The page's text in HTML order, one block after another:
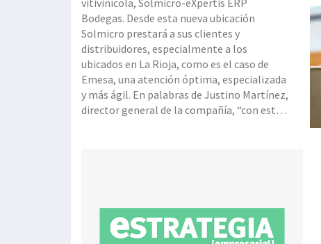
vitivinícola, Solmicro-eXpertis ERP
Bodegas. Desde esta nueva ubicación
Solmicro prestará a sus clientes y
distribuidores, especialmente a los
ubicados en La Rioja, como es el caso de
Emesa, una atención óptima, especializada
y más ágil. En palabras de Justino Martínez,
director general de la compañía, “con esta